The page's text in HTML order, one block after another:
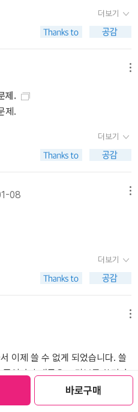
바로구매
이 부조리에 반항하기보다는 수
함만이 주체적 자아로써 존엄한
체적 자아의 존엄함이란 죽음보다
로는 우리가 죽음으로 서서히 다
즐김으로 승화 해낼 수 있는 일
면 이 큰 슬픔과 우울과 고뇌를
은 아닐까 싶었다. 근원적인 부
기며 마지막을 내 인생의 주체적으
수 있을 것인가. '나 더 이상 살수
아주었으면 좋겠어'라며 이별이
반되겠지만 좀 더 나아가 참 그
누군가에게 그리움으로 덧칠된
럼 불쑥 불쑥 엷은 미소가 떠오
며 그는 마지막을 장식하였
헤어나지를 못하고 있는 것을
쟁 때처럼 무조건 본능적으로
그 절박함의 시대를 거치고, 일
사람들이 불귀의 객이 되었던 시
는 것'이 생의 맹목적 지상 과제
먹고사는 문제에 매일 고통스러
물며 내가 일하는 회사에 오너도
피폐 당하고 있고 생업의 무거운
처럼 느끼지고 다른 그어떤 여
아 있지 않는 것을 볼 수 있다. (무
르>라는 작품을 상영한다고 한
병에 걸린다. 소중한 사람을 옆에
선택하면 그것을 받아들이는 것
통이란 육체적으로 받는 사람도
고통을 받는 사람 역시 괴롭다.
자에게 억지로 살아가라는 것은
일까? 차라리 실직하여 절망에
것은 2011년 한 해 동안 한국에서
이다. 죽음의 선택은 쉬운 것이
속에서 방황해야 한다. 하루에 4
업적 원인, 삶의 고독에서 오는
암울한 현실, 게다가 그 자살에
우리는 도대체 어떤 식의 삶을 살
서 보이는 우리의 사회의 어두운
있으나, 왠지 보면서 우리가 살아
으로 돌아가기에 그 자유라는
의 자유란 인간의 행복이었다.
는 것이 아닐까? 나라는 인간은
자들이 넘치고 있어도 어떻게든
복할 기회는 있을지 모르나, 행
의 많은 사람들은 자신이 행복하
까? 삶의 기로에서 어차피 우리는
오지 않는다.
많이 웃고, 많이 울
, 우리는 사실 열정적 인생을 가져
있고 맡은 일과 자리도 유한하다.
로 자신의 한계를 설정하여 최선
다. 그리고 언제든지 미련 없이
움으로 인해서 오히려 자유로워질
더욱 아름답고 가치 있는 모습
후자의 인간상에 잘 어울린
하고 싶다. 몰두할 수 있는 놀이
에서의 행복을 누리고 싶다. 그래
해 황홀한 자부심을 느낄 수 있을
』아포리아, 2013, 62쪽) 진정
정답은 없다. 그러나 자신만의
위해서는 경험의 실패와 시행착
정을 잘 견뎌내는 사람이 바로 최
비울 수 있다는 것처럼 자신을 강
놓음으로써 그리고 비움으로써
승자가 될 수 있다. 누군가가 유시
면서 공정한 분배가 이루어지는
고 말할지라도 그는 ‘내가 원하
상의 승자다.
심이 많고 그것들과 부딪히며 치
간으로서 어떻게 살아 가는게 행
으로 좀 편하게 읽을 수 있으며
지 못하는 것도 많았던 그 시기
이 나는 책이다. 이건 정말 쉽지
현 전 대통령을 잃었기 때문이다.
도 과학의 영향을 많이 받고 있었
시민의 책 중 가장 인상 깊게 읽
어 살기에 이를 당연시 하지만
의 근현대사는 독재정권에 의한
회계약론 같은 것을 살펴보면 국
체이고 헙법도 그런 면을 많이
국가, 자유주의적 국가, 마르크스
속할 수 밖에 없는 상황에서 유시
무나 당연한 것에 대한 깊은 고
이 책은 유작가의 책 중 두 번
압과 노무현의 상실이라는 개인
의 보수주의를 인정한다. 그들
입장으로 바라보고 있는 것이
수 있었던 게 이 책이다. 한국의
래서 그는 한국의 양 세력을 산업
다. 그러나 남은 삶을 어떻게 사느
다해 살았다고 해서 계속 지금까
니다.내게는 매순간 미래의 삶을
가 있다. 물론 욕망을 충족하는
할 수 있다. 개인을 중심에 놓고
타성 unselfishness이라는 라인
러나 이타성이라는 이상을 추구
행위일 때 기쁨이 되지 않겠는가.
망을 표출할 수 있는 문을 더 넓
만큼만 따르면 된다.- P114
하려는 노력의 소산입니다. 또
란거리가내포되어 있는지 알
다. 자신의 행위의 정당성을 판단
두고 있는 것은 하느님이 주신
률은 아니기 때문입니다. 법률
로서는 정의로운 법률이 공정하
령이 법률과 상호적대적인 모순
으며 앞으로도 마찬가지일 것입
에서 밝힌 바대로 도덕적으로
인간인줄 알았다. 그러나, 지금
고있다, 믿고싶다. 믿을것이다.내
, 그에 대한 믿음이 남아있을때...
....유시민의 책, 알라딘 올해의 책
에 숨어있니? 못찾겠다.
더보기
제.
제.
더보기
08
더보기
이제 쓸 수 없게 되었습니다. 쓸
중이라 휴대폰으로 리뷰를 쓰기가
고 있었습니다.오늘도 한해를 마
책만 늘어놓게 될 것 같습니다. 새